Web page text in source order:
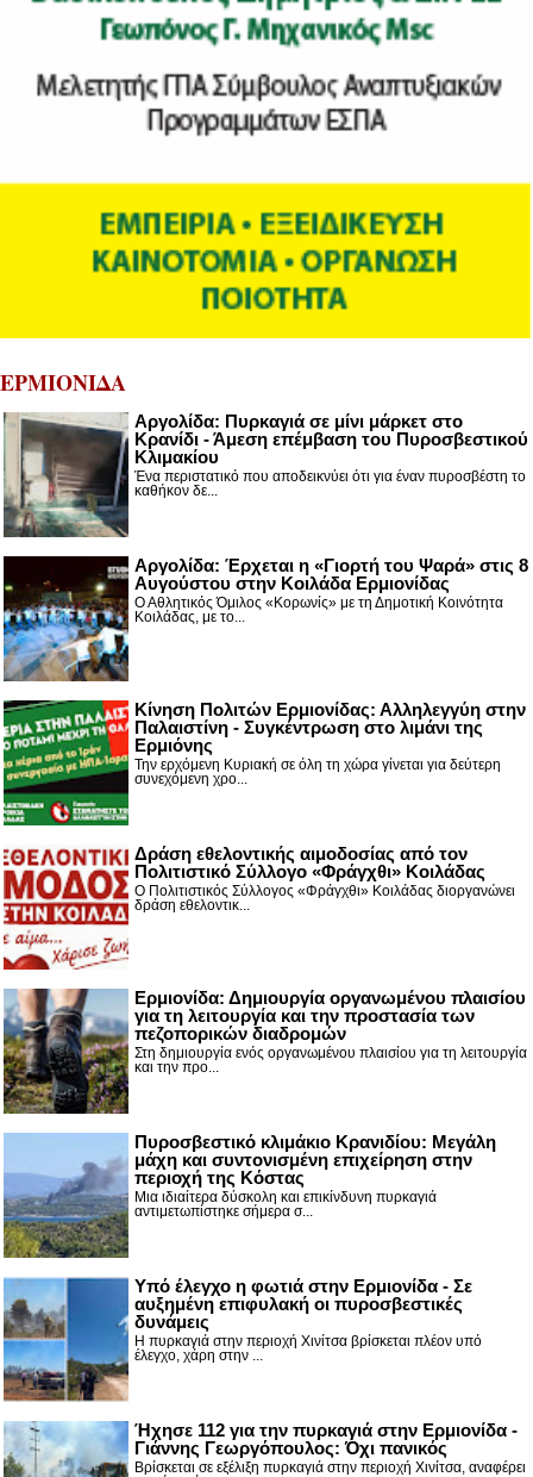
ΕΡΜΙΟΝΙΔΑ
Αργολίδα: Πυρκαγιά σε μίνι μάρκετ στο
Κρανίδι - Άμεση επέμβαση του Πυροσβεστικού
Κλιμακίου
Ένα περιστατικό που αποδεικνύει ότι για έναν πυροσβέστη το
καθήκον δε...
Αργολίδα: Έρχεται η «Γιορτή του Ψαρά» στις 8
Αυγούστου στην Κοιλάδα Ερμιονίδας
Ο Αθλητικός Όμιλος «Κορωνίς» με τη Δημοτική Κοινότητα
Κοιλάδας, με το...
Κίνηση Πολιτών Ερμιονίδας: Αλληλεγγύη στην
Παλαιστίνη - Συγκέντρωση στο λιμάνι της
Ερμιόνης
Την ερχόμενη Κυριακή σε όλη τη χώρα γίνεται για δεύτερη
συνεχόμενη χρο...
Δράση εθελοντικής αιμοδοσίας από τον
Πολιτιστικό Σύλλογο «Φράγχθι» Κοιλάδας
Ο Πολιτιστικός Σύλλογος «Φράγχθι» Κοιλάδας διοργανώνει
δράση εθελοντικ...
Ερμιονίδα: Δημιουργία οργανωμένου πλαισίου
για τη λειτουργία και την προστασία των
πεζοπορικών διαδρομών
Στη δημιουργία ενός οργανωμένου πλαισίου για τη λειτουργία
και την προ...
Πυροσβεστικό κλιμάκιο Κρανιδίου: Μεγάλη
μάχη και συντονισμένη επιχείρηση στην
περιοχή της Κόστας
Μια ιδιαίτερα δύσκολη και επικίνδυνη πυρκαγιά
αντιμετωπίστηκε σήμερα σ...
Υπό έλεγχο η φωτιά στην Ερμιονίδα - Σε
αυξημένη επιφυλακή οι πυροσβεστικές
δυνάμεις
Η πυρκαγιά στην περιοχή Χινίτσα βρίσκεται πλέον υπό
έλεγχο, χάρη στην ...
Ήχησε 112 για την πυρκαγιά στην Ερμιονίδα -
Γιάννης Γεωργόπουλος: Όχι πανικός
Βρίσκεται σε εξέλιξη πυρκαγιά στην περιοχή Χινίτσα, αναφέρει